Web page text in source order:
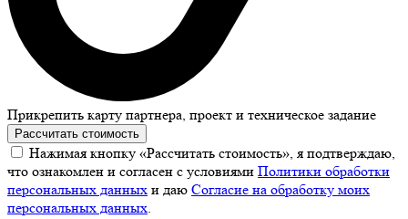
Прикрепить карту партнера, проект и техническое задание
Рассчитать стоимость
Нажимая кнопку «Рассчитать стоимость», я подтверждаю,
что ознакомлен и согласен с условиями Политики обработки
персональных данных и даю Согласие на обработку моих
персональных данных.